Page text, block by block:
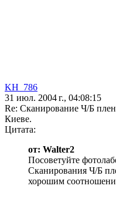
KH_786
31 июл. 2004 г., 04:08:15
Re: Сканирование Ч/Б
Киеве.
Цитата:
от: Walter2
Посоветуйте
Сканирования Ч/Б
хорошим